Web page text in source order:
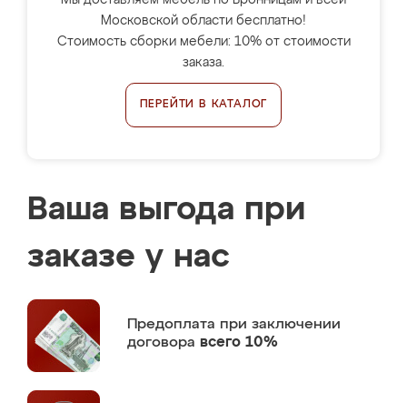
Московской области бесплатно!
Стоимость сборки мебели: 10% от стоимости
заказа.
ПЕРЕЙТИ В КАТАЛОГ
Ваша выгода при
заказе у нас
Предоплата при заключении
договора всего 10%